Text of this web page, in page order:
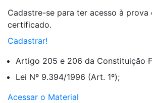
Cadastre-se para ter acesso à prova
certificado.
Cadastrar!
Artigo 205 e 206 da Constituição
Lei Nº 9.394/1996 (Art. 1º);
Acessar o Material